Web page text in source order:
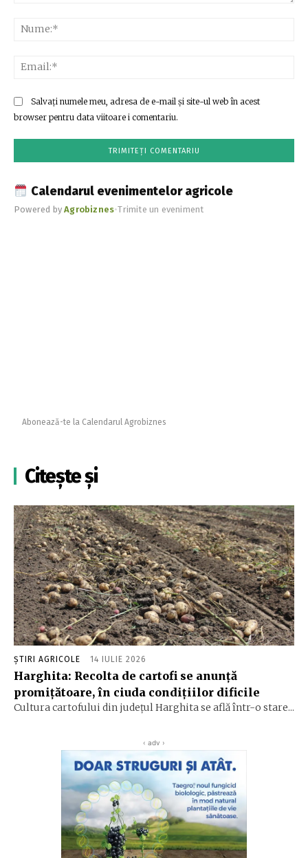
Salvați numele meu, adresa de e-mail și site-ul web în acest
browser pentru data viitoare i comentariu.
Calendarul evenimentelor agricole
Powered byAgrobiznes•Trimite un eveniment
Abonează-te la Calendarul Agrobiznes
Citește și
ȘTIRI AGRICOLE 14 IULIE 2026
Harghita: Recolta de cartofi se anunță
promițătoare, în ciuda condițiilor dificile
Cultura cartofului din județul Harghita se află într-o stare...
‹ adv ›